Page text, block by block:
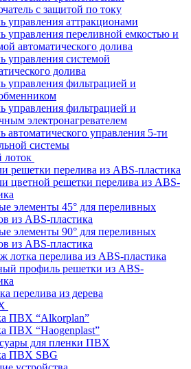
с защитой по току
управления аттракционами
управления переливной емкостью и
автоматического долива
управления системой
долива
управления фильтрацией и
управления фильтрацией и
электронагревателем
автоматического управления 5-ти
системы
лоток
решетки перелива из ABS-пластика
цветной решетки перелива из ABS-
элементы 45° для переливных
из ABS-пластика
элементы 90° для переливных
из ABS-пластика
лотка перелива из ABS-пластика
профиль решетки из ABS-
перелива из дерева
ПВХ “Alkorplan”
ПВХ “Haogenplast”
для пленки ПВХ
ПВХ SBG